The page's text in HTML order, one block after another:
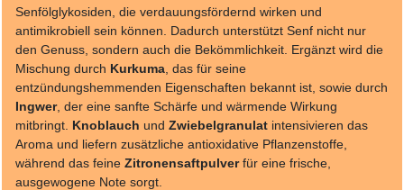
Senfölglykosiden, die verdauungsfördernd wirken und
antimikrobiell sein können. Dadurch unterstützt Senf nicht nur
den Genuss, sondern auch die Bekömmlichkeit. Ergänzt wird die
Mischung durch Kurkuma , das für seine
entzündungshemmenden Eigenschaften bekannt ist, sowie durch
Ingwer, der eine sanfte Schärfe und wärmende Wirkung
mitbringt. Knoblauch und Zwiebelgranulat intensivieren das
Aroma und liefern zusätzliche antioxidative Pflanzenstoffe,
während das feine Zitronensaftpulverfür eine frische,
ausgewogene Note sorgt.